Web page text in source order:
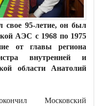
свое 95-летие, он был
АЭС с 1968 по 1975
от главы региона
внутренней и
области Анатолий
Московский